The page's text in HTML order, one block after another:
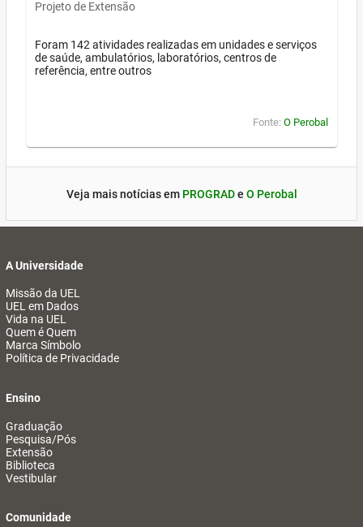
Projeto de Extensão
Foram 142 atividades realizadas em unidades e serviços
de saúde, ambulatórios, laboratórios, centros de
referência, entre outros
Fonte: O Perobal
Veja mais notícias em PROGRADe O Perobal
A Universidade
Missão da UEL
UEL em Dados
Vida na UEL
Quem é Quem
Marca Símbolo
Política de Privacidade
Ensino
Graduação
Pesquisa/Pós
Extensão
Biblioteca
Vestibular
Comunidade